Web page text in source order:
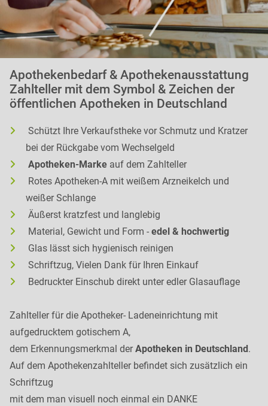
Apothekenbedarf & Apothekenausstattung
Zahlteller mit dem Symbol & Zeichen der
öffentlichen Apotheken in Deutschland
Schützt Ihre Verkaufstheke vor Schmutz und Kratzer
bei der Rückgabe vom Wechselgeld
Apotheken-Marke auf dem Zahlteller
Rotes Apotheken-A mit weißem Arzneikelch und
weißer Schlange
Äußerst kratzfest und langlebig
Material, Gewicht und Form - edel & hochwertig
Glas lässt sich hygienisch reinigen
Schriftzug, Vielen Dank für Ihren Einkauf
Bedruckter Einschub direkt unter edler Glasauflage
Zahlteller für die Apotheker- Ladeneinrichtung mit
aufgedrucktem gotischem A,
dem Erkennungsmerkmal derApotheken in Deutschland .
Auf dem Apothekenzahlteller befindet sich zusätzlich ein
Schriftzug
mit dem man visuell noch einmal ein DANKE